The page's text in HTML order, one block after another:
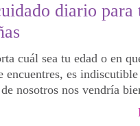
diario para
cuál sea tu edad o en
encuentres, es
nosotros nos vendría
para nuestra salud física,